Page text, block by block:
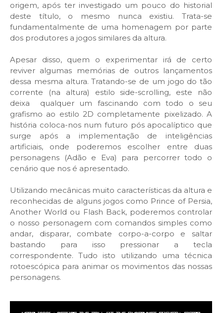
origem, após ter investigado um pouco do historial
deste título, o mesmo nunca existiu. Trata-se
fundamentalmente de uma homenagem por parte
dos produtores a jogos similares da altura.
Apesar disso, quem o experimentar irá de certo
reviver algumas memórias de outros lançamentos
dessa mesma altura. Tratando-se de um jogo do tão
corrente (na altura) estilo side-scrolling, este não
deixa qualquer um fascinando com todo o seu
grafismo ao estilo 2D completamente pixelizado. A
história coloca-nos num futuro pós apocalíptico que
surge após a implementação de inteligências
artificiais, onde poderemos escolher entre duas
personagens (Adão e Eva) para percorrer todo o
cenário que nos é apresentado.
Utilizando mecânicas muito características da altura e
reconhecidas de alguns jogos como Prince of Persia,
Another World ou Flash Back, poderemos controlar
o nosso personagem com comandos simples como
andar, disparar, combate corpo-a-corpo e saltar
bastando para isso pressionar a tecla
correspondente. Tudo isto utilizando uma técnica
rotoescópica para animar os movimentos das nossas
personagens.